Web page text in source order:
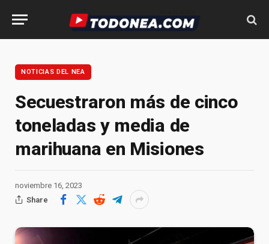
NOTICIAS DEL NEA
Secuestraron más de cinco
toneladas y media de
marihuana en Misiones
noviembre 16, 2023
Share